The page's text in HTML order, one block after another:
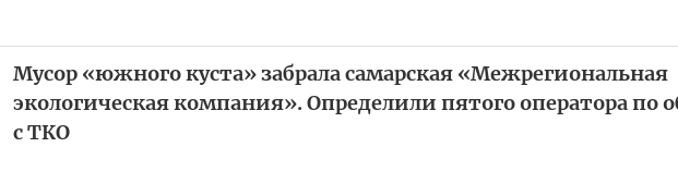
Мусор «южного куста» забрала самарская «Межрегиональная
экологическая компания». Определили пятого оператора по
с ТКО